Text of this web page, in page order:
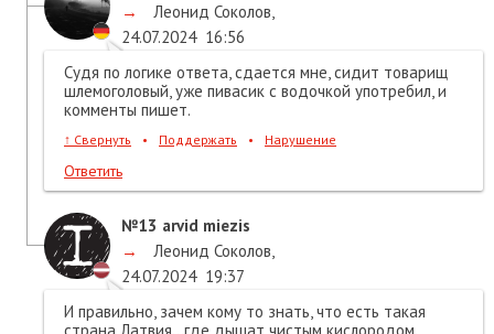
→
Леонид Соколов,
24.07.2024 16:56
Судя по логике ответа, сдается мне, сидит товарищ
шлемоголовый, уже пивасик с водочкой употребил, и
комменты пишет.
↑ Свернуть • Поддержать • Нарушение
Ответить
№13 arvid miezis
→
Леонид Соколов,
24.07.2024 19:37
И правильно, зачем кому то знать, что есть такая